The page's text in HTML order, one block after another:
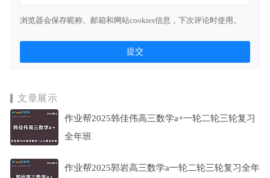
浏览器会保存昵称、邮箱和网站cookies信息，下次评论时使用。
文章展示
作业帮2025韩佳伟高三数学a+一轮二轮三轮复习
全年班
作业帮2025郭岩高三数学a一轮二轮三轮复习全年